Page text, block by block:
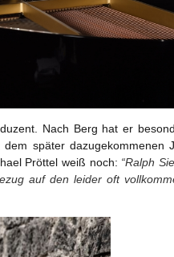
Nach Berg hat er
später dazugekommenen
Pröttel weiß noch: “Ralph
auf den leider oft